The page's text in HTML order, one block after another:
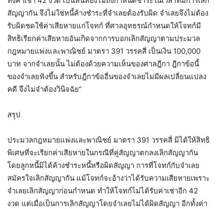
สัญญากัน จึงไม่ใช่หนี้ค้างชำระที่จำเลยต้องรับผิด จำเลยจึงไม่ต้อง
รับผิดชดใช้ค่าเสียหายแก่โจทก์ ที่ศาลอุทธรณ์กำหนดให้โจทก์มี
สิทธิเรียกค่าเสียหายอันเกิดจากการบอกเลิกสัญญาตามประมวล
กฎหมายแพ่งและพาณิชย์ มาตรา 391 วรรคสี่ เป็นเงิน 100,000
บาท จากจำเลยนั้น ไม่ต้องด้วยความเห็นของศาลฎีกา ฎีกาข้อนี้
ของจำเลยฟังขึ้น สำหรับฎีกาข้ออื่นของจำเลยไม่มีผลเปลี่ยนแปลง
คดี จึงไม่จำต้องวินิจฉัย”
สรุป
ประมวลกฎหมายแพ่งและพาณิชย์ มาตรา 391 วรรคสี่ มิได้ให้สิทธิ
พิเศษที่จะเรียกค่าเสียหายในกรณีที่คู่สัญญาตกลงเลิกสัญญากัน
โดยลูกหนี้มิได้ค้างชำระหนี้หรือผิดสัญญา การที่โจทก์กับจำเลย
สมัครใจเลิกสัญญากัน แม้โจทก์จะอ้างว่าได้รับความเสียหายเพราะ
จำเลยเลิกสัญญาก่อนกำหนด ทำให้โจทก์ไม่ได้รับค่าเช่าอีก 42
งวด แต่เมื่อเป็นการเลิกสัญญาโดยจำเลยไม่ได้ผิดสัญญา อีกทั้งค่า